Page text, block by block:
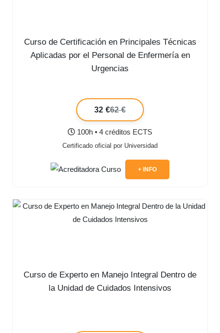
Curso de Certificación en Principales Técnicas
Aplicadas por el Personal de Enfermería en
Urgencias
32 €62 €
100h • 4 créditos ECTS
Certificado oficial por Universidad
+ INFO
Curso de Experto en Manejo Integral Dentro de
la Unidad de Cuidados Intensivos